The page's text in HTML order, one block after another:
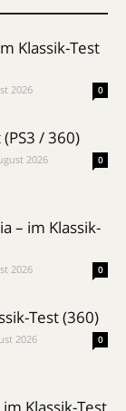
Klassik-Test
2026 0
/ 360)
2026 0
– im Klassik-
2026 0
Test (360)
2026 0